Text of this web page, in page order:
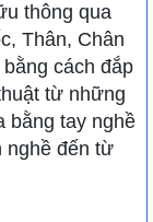
thông qua
Thân, Chân
cách đắp
từ những
bằng tay nghề
nghề đến từ